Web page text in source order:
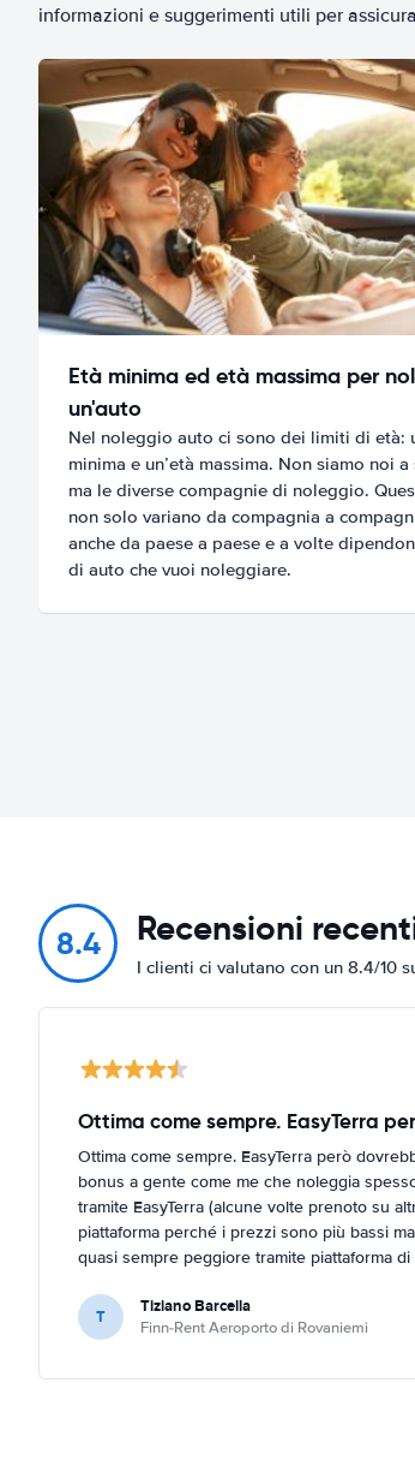
informazioni e suggerimenti utili per
Età minima ed età massima per
un'auto
Nel noleggio auto ci sono dei limiti di età:
minima e un’età massima. Non siamo noi
ma le diverse compagnie di noleggio.
non solo variano da compagnia a
anche da paese a paese e a volte
di auto che vuoi noleggiare.
8.4 Recensioni
I clienti ci valutano con un 8.4/10
Ottima come sempre. EasyTerra
Ottima come sempre. EasyTerra però
bonus a gente come me che noleggia
tramite EasyTerra (alcune volte prenoto su
piattaforma perché i prezzi sono più bassi
quasi sempre peggiore tramite piattaforma di
T Tiziano Barcella
Finn-Rent Aeroporto di Rovaniemi